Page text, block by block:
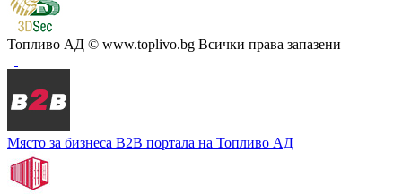
Топливо АД © www.toplivo.bg Всички права запазени
Място за бизнеса В2В портала на Топливо АД